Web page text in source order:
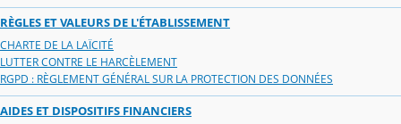
RÈGLES ET VALEURS DE L'ÉTABLISSEMENT
CHARTE DE LA LAÏCITÉ
LUTTER CONTRE LE HARCÈLEMENT
RGPD : RÈGLEMENT GÉNÉRAL SUR LA PROTECTION DES DONNÉES
AIDES ET DISPOSITIFS FINANCIERS